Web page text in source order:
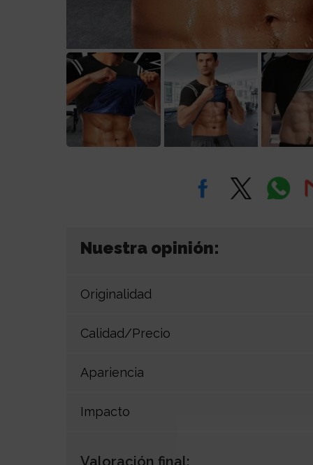
Nuestra opinión:
Originalidad
Calidad/Precio
Apariencia
Impacto
Valoración final: